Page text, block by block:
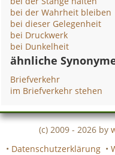
bei der Wahrheit bleiben
bei dieser Gelegenheit
bei Druckwerk
bei Dunkelheit
ähnliche
Briefverkehr
im Briefverkehr stehen
(c) 2009 - 2026 by
• Datenschutzerklärung •